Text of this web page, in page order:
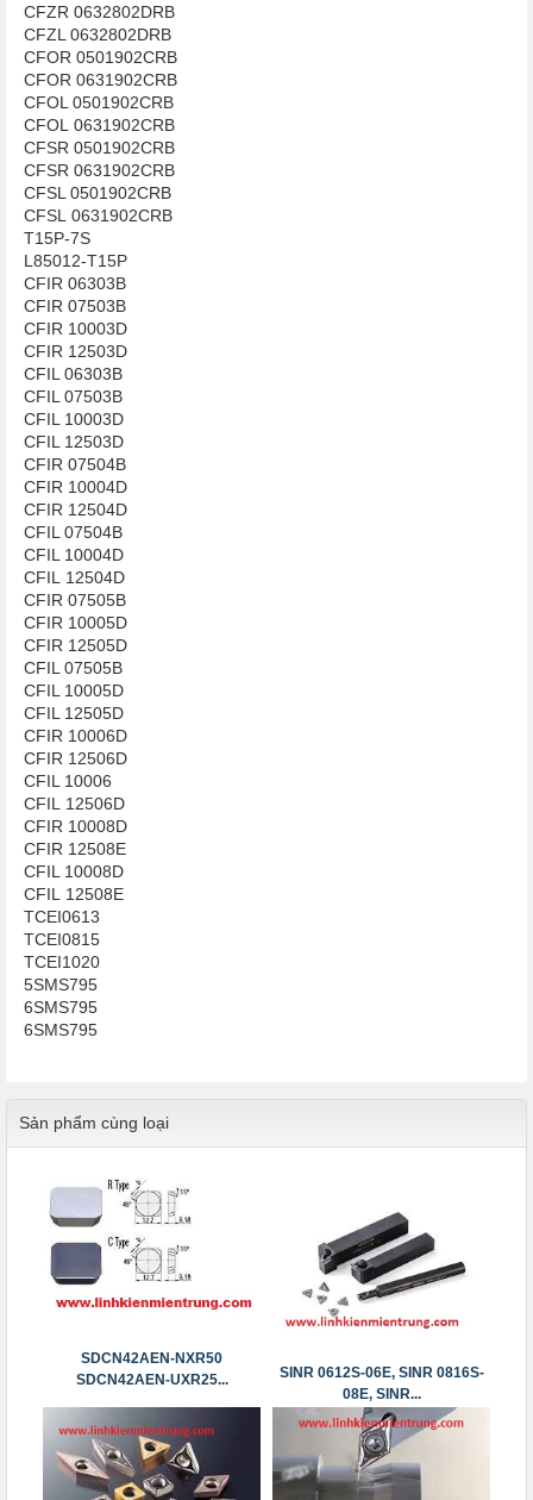
CFZR 0632802DRB
CFZL 0632802DRB
CFOR 0501902CRB
CFOR 0631902CRB
CFOL 0501902CRB
CFOL 0631902CRB
CFSR 0501902CRB
CFSR 0631902CRB
CFSL 0501902CRB
CFSL 0631902CRB
T15P-7S
L85012-T15P
CFIR 06303B
CFIR 07503B
CFIR 10003D
CFIR 12503D
CFIL 06303B
CFIL 07503B
CFIL 10003D
CFIL 12503D
CFIR 07504B
CFIR 10004D
CFIR 12504D
CFIL 07504B
CFIL 10004D
CFIL 12504D
CFIR 07505B
CFIR 10005D
CFIR 12505D
CFIL 07505B
CFIL 10005D
CFIL 12505D
CFIR 10006D
CFIR 12506D
CFIL 10006
CFIL 12506D
CFIR 10008D
CFIR 12508E
CFIL 10008D
CFIL 12508E
TCEI0613
TCEI0815
TCEI1020
5SMS795
6SMS795
6SMS795
Sản phẩm cùng loại
SDCN42AEN-NXR50
SDCN42AEN-UXR25...
SINR 0612S-06E, SINR 0816S-
08E, SINR...